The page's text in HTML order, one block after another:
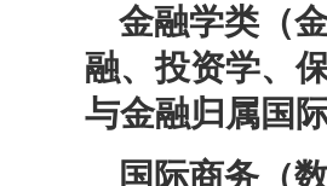
金融学类（
融、投资学、
与金融归属国
国际商务（